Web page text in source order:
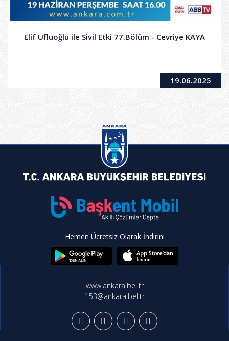
Elif Ufluoğlu ile Sivil Etki 77.Bölüm - Cevriye KAYA
19.06.2025
Hemen Ücretsiz Olarak İndirin!
www.ankara.bel.tr
153@ankara.bel.tr